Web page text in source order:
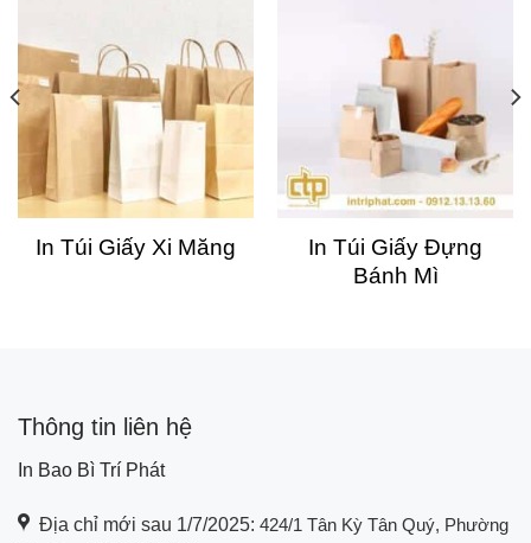
In Túi Giấy Xi Măng
In Túi Giấy Đựng
Bánh Mì
Thông tin liên hệ
In Bao Bì Trí Phát
Địa chỉ mới sau 1/7/2025: 424/1 Tân Kỳ Tân Quý, Phường